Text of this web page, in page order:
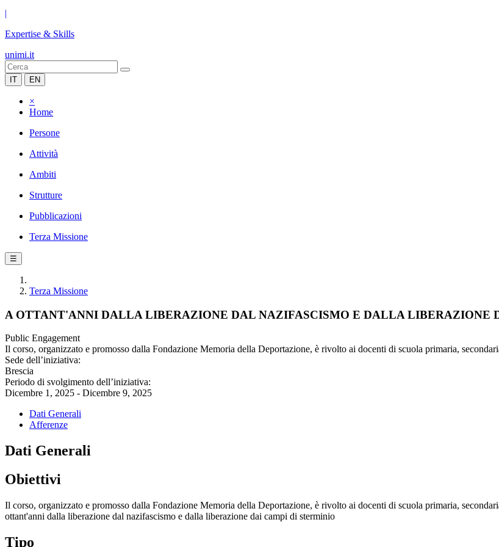
|
Expertise & Skills
unimi.it
IT EN
×
Home
Persone
Attività
Ambiti
Strutture
Pubblicazioni
Terza Missione
☰
Terza Missione
A OTTANT'ANNI DALLA LIBERAZIONE DAL NAZIFASCISMO E DALLA LIBERAZIONE
Public Engagement
Il corso, organizzato e promosso dalla Fondazione Memoria della Deportazione, è rivolto ai docenti di scuola primaria,
Sede dell’iniziativa:
Brescia
Periodo di svolgimento dell’iniziativa:
Dicembre 1, 2025 - Dicembre 9, 2025
Dati Generali
Afferenze
Dati Generali
Obiettivi
Il corso, organizzato e promosso dalla Fondazione Memoria della Deportazione, è rivolto ai docenti di scuola primaria,
ottant'anni dalla liberazione dal nazifascismo e dalla liberazione dai campi di sterminio
Tipo